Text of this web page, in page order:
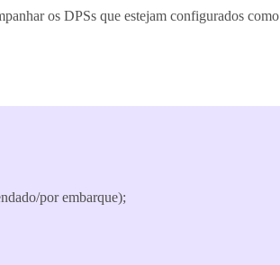
os DPSs que estejam configurados como
por embarque);